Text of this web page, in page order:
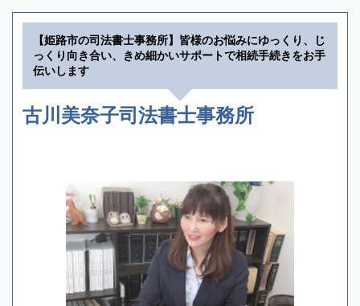
【姫路市の司法書士事務所】皆様のお悩みにゆっくり、じ
っくり向き合い、きめ細かいサポートで相続手続きをお手
伝いします
古川美奈子司法書士事務所